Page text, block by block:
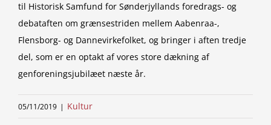
til Historisk Samfund for Sønderjyllands foredrags- og
debataften om grænsestriden mellem Aabenraa-,
Flensborg- og Dannevirkefolket, og bringer i aften tredje
del, som er en optakt af vores store dækning af
genforeningsjubilæet næste år.
05/11/2019 | Kultur